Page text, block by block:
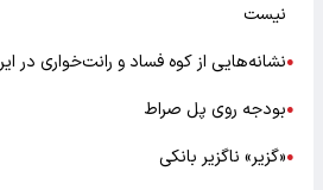
نیست
●نشانه‌هایی از کوه فساد و رانت‌خواری در
●بودجه روی پل صراط
●«گزیر» ناگزیر بانکی